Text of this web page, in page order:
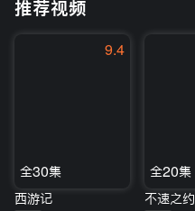
推荐视频
9.4
全30集
西游记
全20集
不速之约